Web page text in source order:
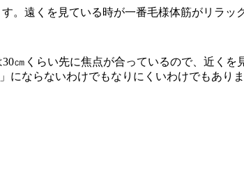
遠くを見ている時が一番毛様体筋がリラッ
㎝くらい先に焦点が合っているので、近く
ならないわけでもなりにくいわけでもありま